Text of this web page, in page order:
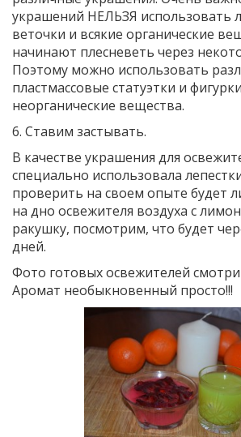
украшений НЕЛЬЗЯ использовать
веточки и всякие органические
начинают плесневеть через
Поэтому можно использовать
пластмассовые статуэтки и
неорганические вещества.
6. Ставим застывать.
В качестве украшения для
специально использовала
проверить на своем опыте будет
на дно освежителя воздуха с
ракушку, посмотрим, что будет
дней.
Фото готовых освежителей
Аромат необыкновенный просто!!!